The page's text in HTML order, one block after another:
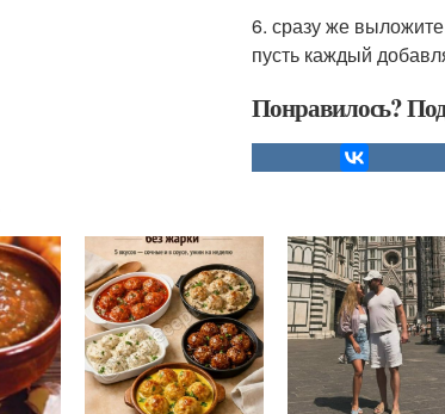
6. сразу же
пусть каждый
Понравилось?